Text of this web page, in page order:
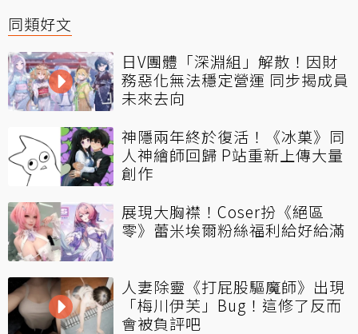
同類好文
日V團體「深淵組」解散！因財
務惡化無法穩定營運 同步揭成員
未來去向
神隱兩年終於復活！《冰菓》同
人神繪師回歸 P站重新上傳大量
創作
展現大胸襟！Coser扮《絕區
零》蕾米埃爾粉絲福利給好給滿
人妻除靈《打屁股驅魔師》出現
「梅川伊芙」Bug！這修了反而
會被負評吧